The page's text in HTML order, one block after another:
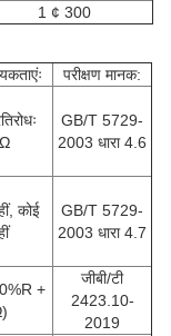
1 ¢ 300
परीक्षण मानक:
GB/T 5729-
2003 धारा 4.6
कोई
GB/T 5729-
2003 धारा 4.7
+
जीबी/टी
2423.10-
2019